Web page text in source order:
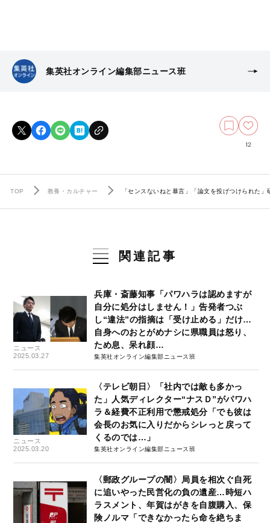
集英社オンライン編集部ニュース班
12
TOP 教養・カルチャー 「センスないねと暴言」「論文を投げつけられた
関連記事
ニュース
2025.03.27
兵庫・斎藤知事「パワハラは認めますが
自分に処分はしません！」告発者つぶ
し“違法”の指摘は「受け止める」だけ…
自身へのおとがめナシに県職員は怒り、
ため息、呆れ顔…
集英社オンライン編集部ニュース班
ニュース
2025.03.20
〈テレビ朝日〉「社内では敵も多かっ
た」人気ディレクター“ナスＤ”がパワハ
ラ＆経費不正利用で懲戒処分「でも彼は
会長のお気に入りだからシレっと戻って
くるのでは…」
集英社オンライン編集部ニュース班
〈郵政グループの闇〉局員を相次ぐ自死
に追いやった民営化の負の遺産…時短ハ
ラスメント、年賀はがきを自腹購入、保
険ノルマ「できなかったら命を絶ちま